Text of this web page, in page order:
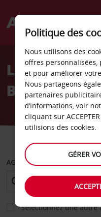
Welcome
AvisLocation
Böblingen
AGENCE DE DÉPART
Sélectionnez une autre
Politique des
Nous utilisons des
offres
et pour améliorer
Nous partageons
partenaires
d’informations, voir
cliquant sur
utilisions des cookies.
GÉRER